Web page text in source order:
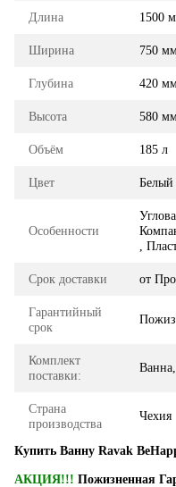
Длина 1500
Ширина 750
Глубина 420
Высота 580
Объём 185 л
Цвет Белый
Особенности
,
Срок доставки от
Гарантийный
срок
Комплект
поставки:
Страна
производства
Чехия
Купить Ванну Ravak
АКЦИЯ!!! Пожизненная